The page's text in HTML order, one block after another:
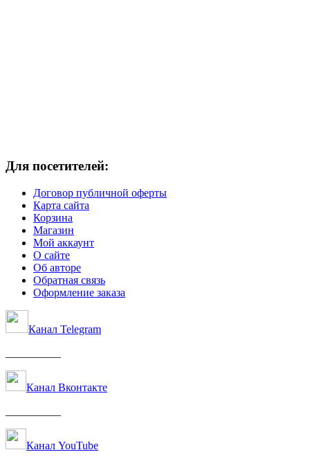
Для посетителей:
Договор публичной оферты
Карта сайта
Корзина
Магазин
Мой аккаунт
О сайте
Об авторе
Обратная связь
Оформление заказа
Канал Telegram
Канал Вконтакте
Канал YouTube